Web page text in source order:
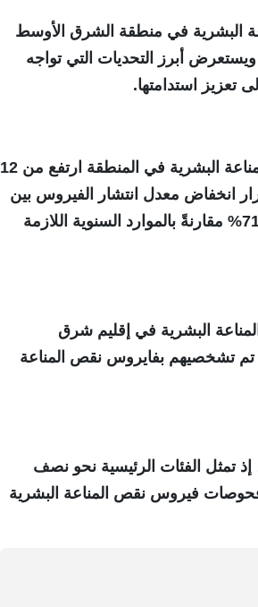
البشرية في منطقة الشرق الأوسط
ويستعرض أبرز التحديات التي تواجه
تعزيز استدامتها.
ويشير الموجز إلى أن عدد حالات العدوى الجديدة بفيروس نقص المناعة البشرية في المنطقة ارتفع من 12
إلى 23 ألف حالة عام 2024، رغم استمرار انخفاض معدل انتشار الفيروس بين
عموم السكان حول العالم. كما يبين وجود فجوة تمويلية تُقدَّر بنحو 71% مقارنةً بالموارد السنوية اللازمة
البشرية في إقليم شرق
نسبة من تم تشخصيهم بفايروس نقص المناعة
إذ تمثل الفئات الرئيسية نحو نصف
من 6% فقط من إجمالي فحوصات فيروس نقص المناعة البشرية